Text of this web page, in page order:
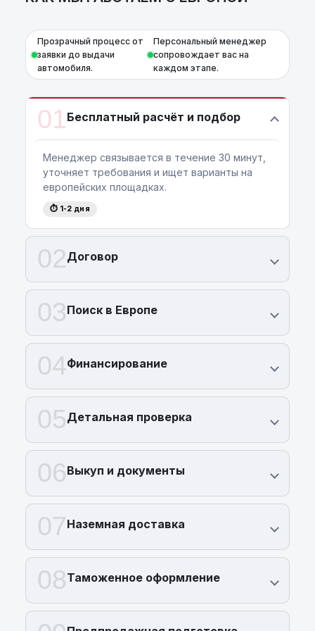
Прозрачный процесс от
заявки до выдачи
автомобиля.
Персональный менеджер
сопровождает вас на
каждом этапе.
01Бесплатный расчёт и подбор
Менеджер связывается в течение 30 минут,
уточняет требования и ищет варианты на
европейских площадках.
⏱ 1-2 дня
02Договор
03Поиск в Европе
04Финансирование
05Детальная проверка
06Выкуп и документы
07Наземная доставка
08Таможенное оформление